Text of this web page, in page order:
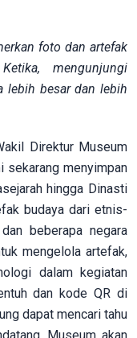
foto dan artefak
mengunjungi
lebih besar dan lebih
Direktur Museum
sekarang menyimpan
hingga Dinasti
budaya dari etnis-
beberapa negara
mengelola artefak,
dalam kegiatan
dan kode QR di
dapat mencari tahu
Museum akan